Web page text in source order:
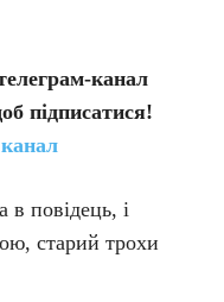
канал
підписатися!
в повідець, і
старий трохи